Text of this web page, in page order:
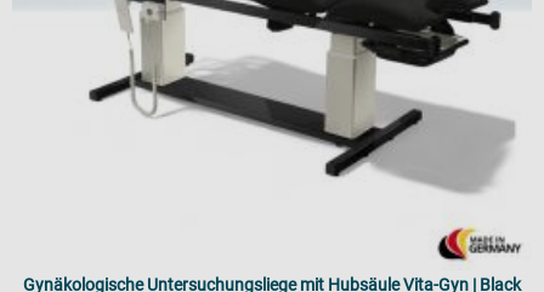
Gynäkologische Untersuchungsliege mit Hubsäule Vita-Gyn | Black